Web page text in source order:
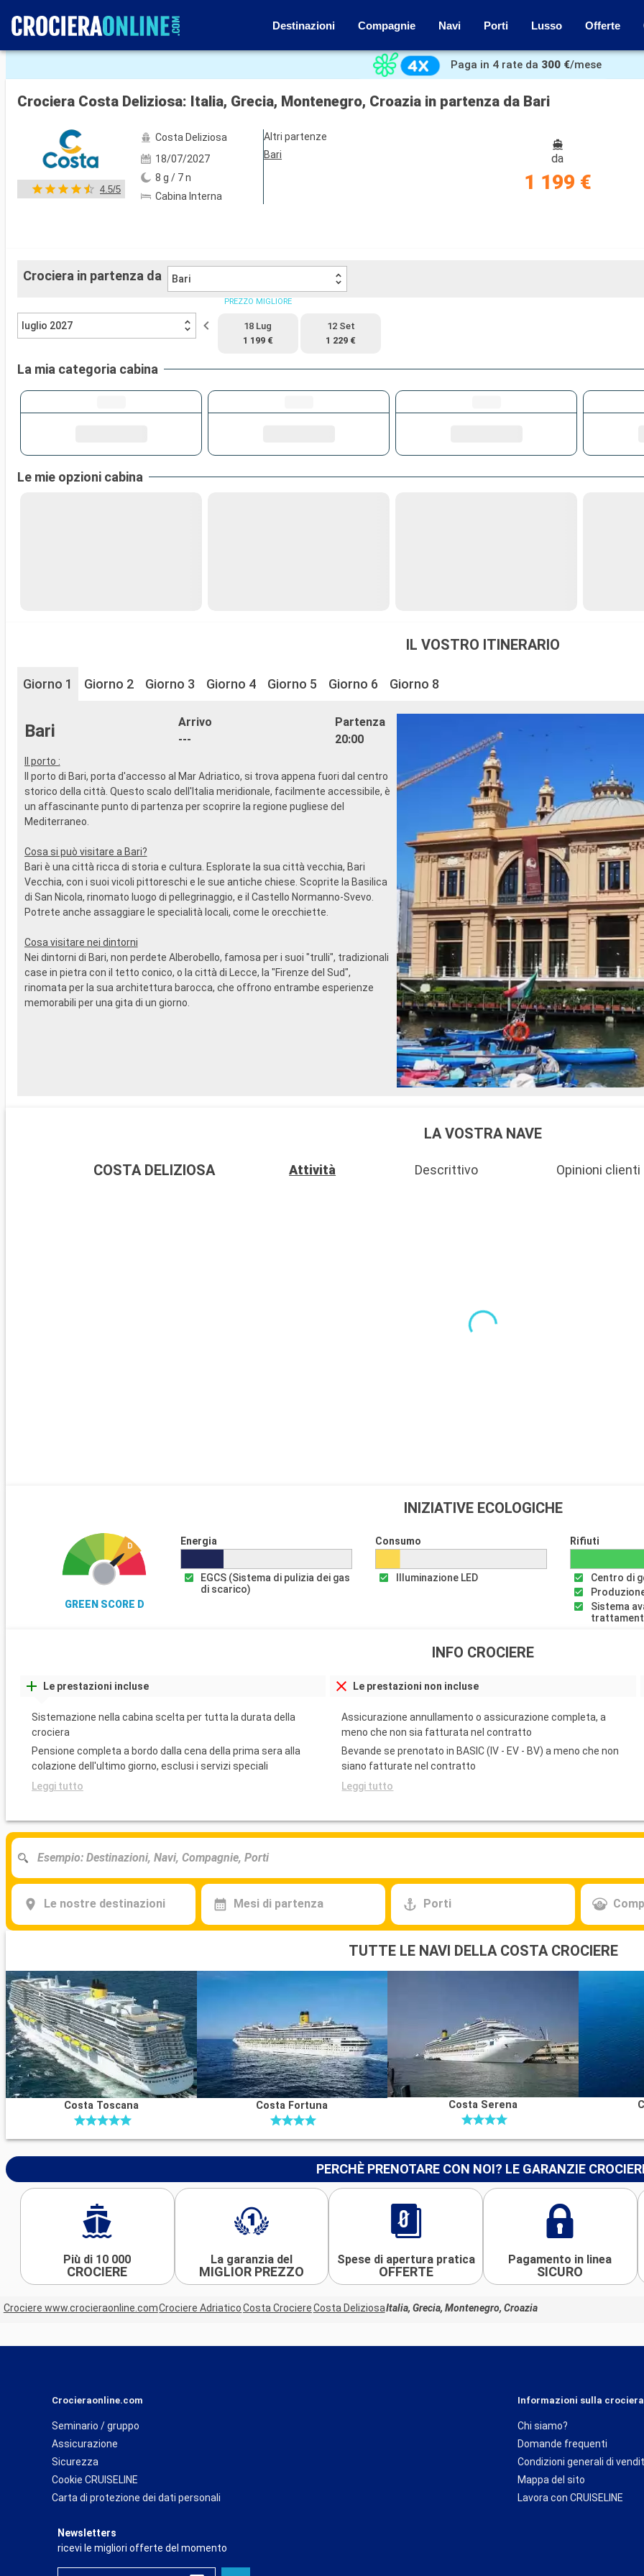
Destinazioni Compagnie Navi Porti Lusso Offerte
Mostra le altre 66 foto
Paga in 4 rate da 300 €/mese
Crociera Costa Deliziosa: Italia, Grecia, Montenegro, Croazia in partenza da Bari
4.5/5
Costa Deliziosa
18/07/2027
8 g / 7 n
Cabina Interna
Altri partenze
Bari
da
1 199 €
Crociera in partenza da Bari
luglio 2027
PREZZO MIGLIORE
18 Lug
1 199 €
12 Set
1 229 €
La mia categoria cabina
Le mie opzioni cabina
IL VOSTRO ITINERARIO
Giorno 1 Giorno 2 Giorno 3 Giorno 4 Giorno 5 Giorno 6 Giorno 8
Bari
Arrivo
---
Partenza
20:00
Il porto :
Il porto di Bari, porta d'accesso al Mar Adriatico, si trova appena fuori dal centro
storico della città. Questo scalo dell'Italia meridionale, facilmente accessibile, è
un affascinante punto di partenza per scoprire la regione pugliese del
Mediterraneo.
Cosa si può visitare a Bari?
Bari è una città ricca di storia e cultura. Esplorate la sua città vecchia, Bari
Vecchia, con i suoi vicoli pittoreschi e le sue antiche chiese. Scoprite la Basilica
di San Nicola, rinomato luogo di pellegrinaggio, e il Castello Normanno-Svevo.
Potrete anche assaggiare le specialità locali, come le orecchiette.
Cosa visitare nei dintorni
Nei dintorni di Bari, non perdete Alberobello, famosa per i suoi "trulli", tradizionali
case in pietra con il tetto conico, o la città di Lecce, la "Firenze del Sud",
rinomata per la sua architettura barocca, che offrono entrambe esperienze
memorabili per una gita di un giorno.
LA VOSTRA NAVE
COSTA DELIZIOSA Attività Descrittivo Opinioni clienti
INIZIATIVE ECOLOGICHE
GREEN SCORE D
Energia
EGCS (Sistema di pulizia dei gas
di scarico)
Consumo
Illuminazione LED
Rifiuti
Centro di
Sistema
INFO CROCIERE
Le prestazioni incluse
Sistemazione nella cabina scelta per tutta la durata della
crociera
Pensione completa a bordo dalla cena della prima sera alla
colazione dell'ultimo giorno, esclusi i servizi speciali
Leggi tutto
Le prestazioni non incluse
Assicurazione annullamento o assicurazione completa, a
meno che non sia fatturata nel contratto
Bevande se prenotato in BASIC (IV - EV - BV) a meno che non
siano fatturate nel contratto
Leggi tutto
Le nostre destinazioni Mesi di partenza Porti
TUTTE LE NAVI DELLA COSTA CROCIERE
Costa Toscana Costa Fortuna Costa Serena
PERCHÈ PRENOTARE CON NOI? LE GARANZIE
Più di 10 000
CROCIERE
La garanzia del
MIGLIOR PREZZO
Spese di apertura pratica
OFFERTE
Pagamento in linea
SICURO
Crociere www.crocieraonline.comCrociere AdriaticoCosta CrociereCosta DeliziosaItalia, Grecia, Montenegro, Croazia
Crocieraonline.com
Seminario / gruppo
Assicurazione
Sicurezza
Cookie CRUISELINE
Carta di protezione dei dati personali
Informazioni sulla crociera
Chi siamo?
Domande frequenti
Condizioni generali di
Mappa del sito
Lavora con CRUISELINE
Newsletters
ricevi le migliori offerte del momento